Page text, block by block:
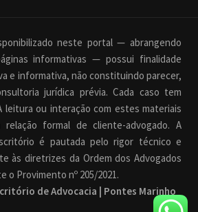
neste portal — abrangendo
informativas — possui finalidade
e informativa, não constituindo parecer,
jurídica prévia. Cada caso tem
leitura ou interação com estes materiais
formal de cliente-advogado. A
é pautada pelo rigor técnico e
às diretrizes da Ordem dos Advogados
o Provimento nº 205/2021.
de Advocacia | Pontes Marinho